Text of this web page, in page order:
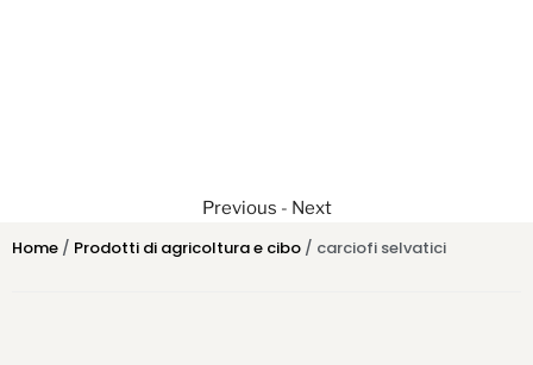
Previous - Next
Home / Prodotti di agricoltura e cibo / carciofi selvatici